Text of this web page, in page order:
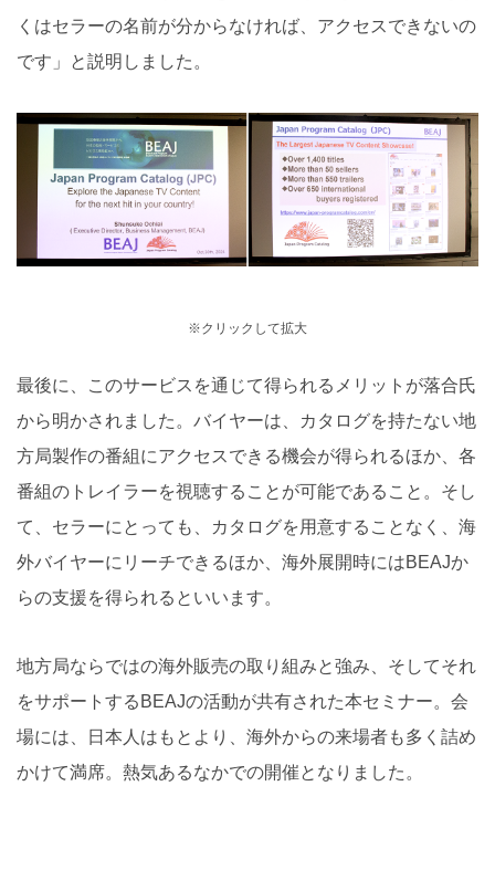
くはセラーの名前が分からなければ、アクセスできないの
です」と説明しました。
※クリックして拡大
最後に、このサービスを通じて得られるメリットが落合氏
から明かされました。バイヤーは、カタログを持たない地
方局製作の番組にアクセスできる機会が得られるほか、各
番組のトレイラーを視聴することが可能であること。そし
て、セラーにとっても、カタログを用意することなく、海
外バイヤーにリーチできるほか、海外展開時にはBEAJか
らの支援を得られるといいます。
地方局ならではの海外販売の取り組みと強み、そしてそれ
をサポートするBEAJの活動が共有された本セミナー。会
場には、日本人はもとより、海外からの来場者も多く詰め
かけて満席。熱気あるなかでの開催となりました。